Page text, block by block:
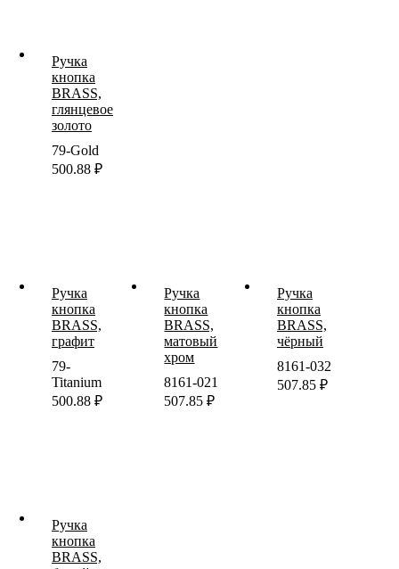
Ручка
кнопка
BRASS,
глянцевое
золото
79-Gold
500.88 ₽
Ручка
кнопка
BRASS,
графит
79-
Titanium
500.88 ₽
Ручка
кнопка
BRASS,
матовый
хром
8161-021
507.85₽
Ручка
кнопка
BRASS,
чёрный
8161-032
507.85 ₽
Ручка
кнопка
BRASS,